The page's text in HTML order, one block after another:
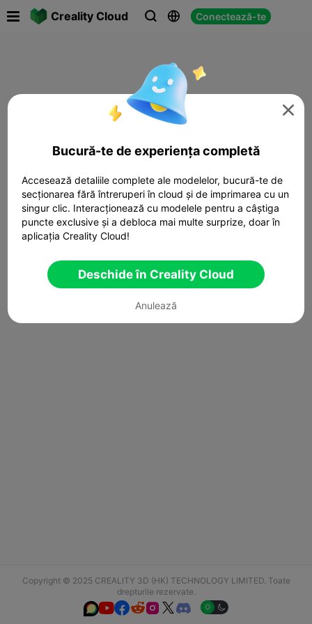
Creality Cloud   Conectează-te
Copyright © 2025 CREALITY 3D (HK) TECHNOLOGY LIMITED. Toate
drepturile rezervate.
  

Bucură-te de experiența completă
Accesează detaliile complete ale modelelor, bucură-te de
secționarea fără întreruperi în cloud și de imprimarea cu un
singur clic. Interacționează cu modelele pentru a câștiga
puncte exclusive și a debloca mai multe surprize, doar în
aplicația Creality Cloud!
Deschide în Creality Cloud
Anulează